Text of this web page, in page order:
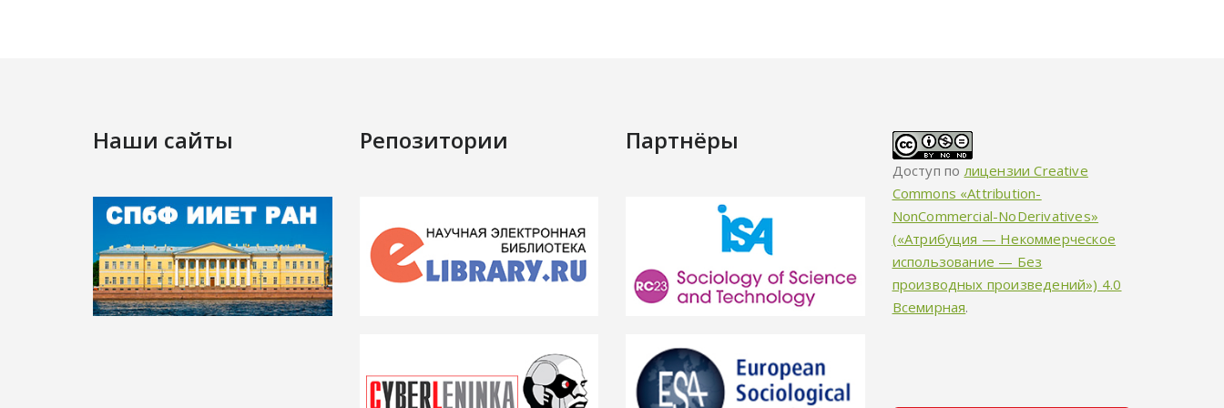
Наши сайты Репозитории Партнёры
Доступ по лицензии Creative
Commons «Attribution-
NonCommercial-NoDerivatives»
(«Атрибуция — Некоммерческое
использование — Без
производных произведений») 4.0
Всемирная.